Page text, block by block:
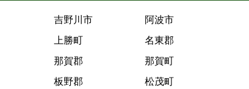
吉野川市
阿波市
上勝町
名東郡
那賀郡
那賀町
板野郡
松茂町